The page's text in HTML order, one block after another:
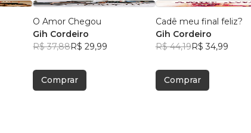
O Amor Chegou
Gih Cordeiro
R$ 37,88R$ 29,99
Comprar
Cadê meu final feliz?
Gih Cordeiro
R$ 44,19R$ 34,99
Comprar